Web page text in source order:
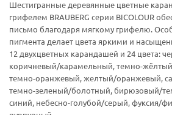
Шестигранные деревянные цветные
грифелем BRAUBERG серии BICOLOUR
письмо благодаря мягкому грифелю.
пигмента делает цвета яркими и
12 двухцветных карандашей и 24 цвета:
коричневый/карамельный, темно-
темно-оранжевый, желтый/оранжевый,
темно-зеленый/болотный, бирюзовый/
синий, небесно-голубой/серый, фуксия/